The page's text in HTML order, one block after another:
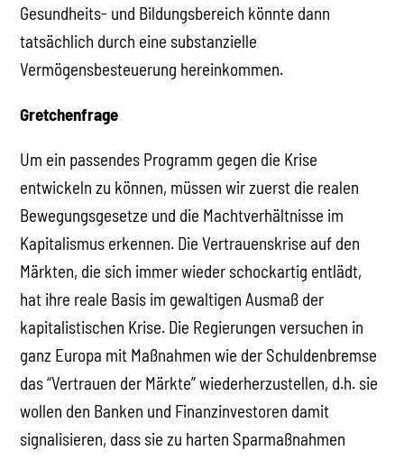
Gesundheits- und Bildungsbereich könnte dann
tatsächlich durch eine substanzielle
Vermögensbesteuerung hereinkommen.
Gretchenfrage
Um ein passendes Programm gegen die Krise
entwickeln zu können, müssen wir zuerst die realen
Bewegungsgesetze und die Machtverhältnisse im
Kapitalismus erkennen. Die Vertrauenskrise auf den
Märkten, die sich immer wieder schockartig entlädt,
hat ihre reale Basis im gewaltigen Ausmaß der
kapitalistischen Krise. Die Regierungen versuchen in
ganz Europa mit Maßnahmen wie der Schuldenbremse
das “Vertrauen der Märkte” wiederherzustellen, d.h. sie
wollen den Banken und Finanzinvestoren damit
signalisieren, dass sie zu harten Sparmaßnahmen